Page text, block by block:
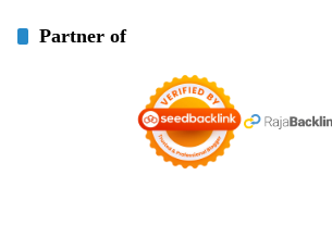
Partner of